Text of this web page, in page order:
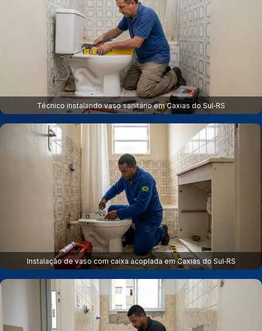
Técnico instalando vaso sanitário em Caxias do Sul‑RS
Instalação de vaso com caixa acoplada em Caxias do Sul‑RS